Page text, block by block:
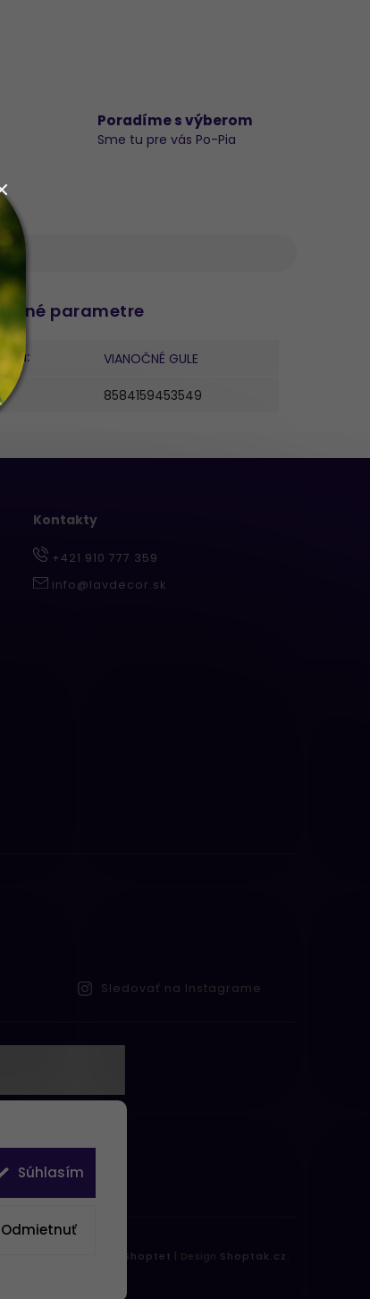
Odmietnuť
Súhlasím
Poradíme s výberom
Sme tu pre vás Po-Pia
parametre
:
VIANOČNÉ GULE
8584159453549
Kontakty
+421 910 777 359
info@lavdecor.sk
Sledovať na Instagrame
Shoptet | Design Shoptak.cz.